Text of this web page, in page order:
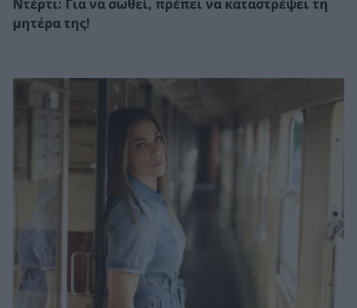
Ντέρτι: Για να σωθεί, πρέπει να καταστρέψει τη
μητέρα της!